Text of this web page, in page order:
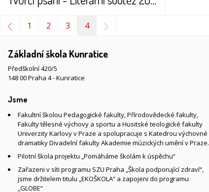
1 2 3 4
Základní škola Kunratice
Předškolní 420/5
148 00 Praha 4 - Kunratice
Jsme
Fakultní školou Pedagogické fakulty, Přírodovědecké fakulty,
Fakulty tělesné výchovy a sportu a Husitské teologické fakulty
Univerzity Karlovy v Praze a spolupracuje s Katedrou výchovné
dramatiky Divadelní fakulty Akademie múzických umění v Praze.
Pilotní škola projektu „Pomáháme školám k úspěchu“
Zařazeni v síti programu SZU Praha „Škola podporující zdraví“,
jsme držitelem titulu „EKOŠKOLA“ a zapojeni do programu
„GLOBE“